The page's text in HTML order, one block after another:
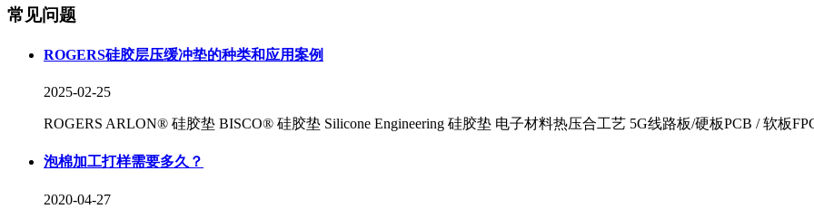
常见问题
ROGERS硅胶层压缓冲垫的种类和应用案例
2025-02-25
ROGERS ARLON® 硅胶垫 BISCO® 硅胶垫 Silicone Engineering 硅胶垫 电子材料热压合工艺 5G线路板/硬板PCB / 软板
泡棉加工打样需要多久？
2020-04-27